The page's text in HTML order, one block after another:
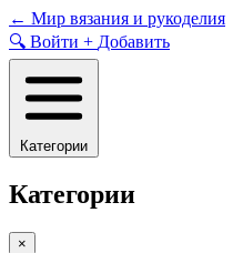
Skip
to
content
← Мир вязания и рукоделия
🔍 Войти + Добавить
Категории
Категории
×